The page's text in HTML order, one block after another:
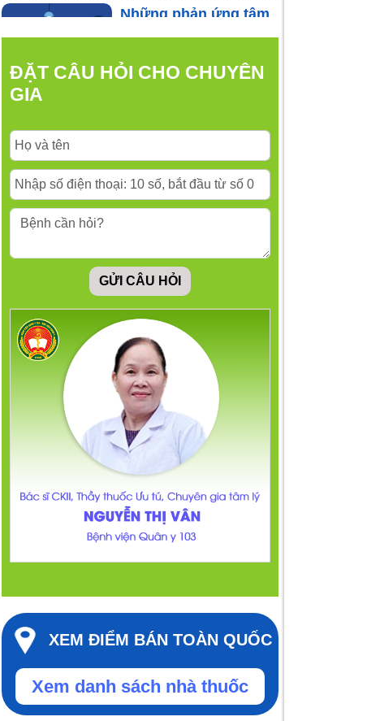
Những phản ứng tâm
lý thường gặp sau
thành hội chứng sợ
Rối loạn hệ thần kinh
thực vật: Nguyên
nhân, triệu chứng và
cách điều trị
Kiệt quệ cảm xúc:
Triệu chứng, nguyên
nhân và cách phục hồi
ĐẶT CÂU HỎI CHO CHUYÊN
GIA
GỬI CÂU HỎI
XEM ĐIỂM BÁN TOÀN QUỐC
Xem danh sách nhà thuốc